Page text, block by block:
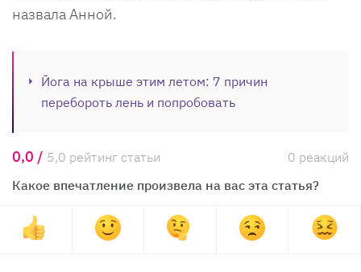
назвала Анной.
Йога на крыше этим летом: 7 причин
перебороть лень и попробовать
0,0 / 5,0 рейтинг статьи
0 реакций
Какое впечатление произвела на вас эта статья?